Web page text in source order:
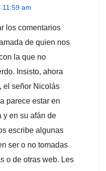
11:59 am
los comentarios
de quien nos
la que no
Insisto, ahora
el señor Nicolás
parece estar en
y en su afán de
escribe algunas
ser o no tomadas
o de otras web. Les